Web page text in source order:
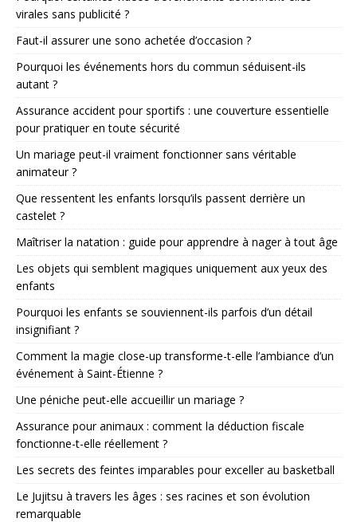
virales sans publicité ?
Faut-il assurer une sono achetée d’occasion ?
Pourquoi les événements hors du commun séduisent-ils
autant ?
Assurance accident pour sportifs : une couverture essentielle
pour pratiquer en toute sécurité
Un mariage peut-il vraiment fonctionner sans véritable
animateur ?
Que ressentent les enfants lorsqu’ils passent derrière un
castelet ?
Maîtriser la natation : guide pour apprendre à nager à tout âge
Les objets qui semblent magiques uniquement aux yeux des
enfants
Pourquoi les enfants se souviennent-ils parfois d’un détail
insignifiant ?
Comment la magie close-up transforme-t-elle l’ambiance d’un
événement à Saint-Étienne ?
Une péniche peut-elle accueillir un mariage ?
Assurance pour animaux : comment la déduction fiscale
fonctionne-t-elle réellement ?
Les secrets des feintes imparables pour exceller au basketball
Le Jujitsu à travers les âges : ses racines et son évolution
remarquable